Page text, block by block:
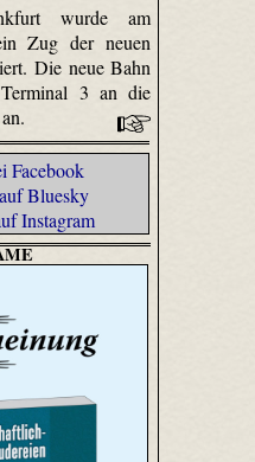
wurde am
Zug der neuen
Die neue Bahn
3 an die